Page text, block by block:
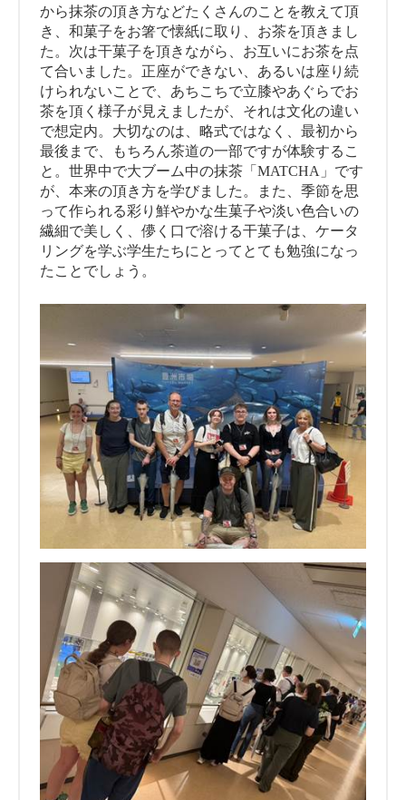
から抹茶の頂き方などたくさんのことを教えて頂
き、和菓子をお箸で懐紙に取り、お茶を頂きまし
た。次は干菓子を頂きながら、お互いにお茶を点
て合いました。正座ができない、あるいは座り続
けられないことで、あちこちで立膝やあぐらでお
茶を頂く様子が見えましたが、それは文化の違い
で想定内。大切なのは、略式ではなく、最初から
最後まで、もちろん茶道の一部ですが体験するこ
と。世界中で大ブーム中の抹茶「MATCHA」です
が、本来の頂き方を学びました。また、季節を思
って作られる彩り鮮やかな生菓子や淡い色合いの
繊細で美しく、儚く口で溶ける干菓子は、ケータ
リングを学ぶ学生たちにとってとても勉強になっ
たことでしょう。